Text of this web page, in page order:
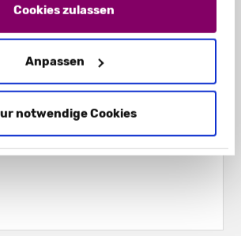
unsereDatenschutzerklärung
Cookies zulassen
Anpassen
notwendige Cookies